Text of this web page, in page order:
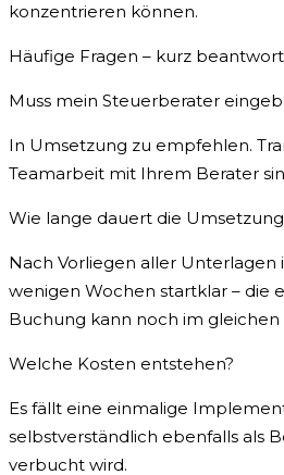
konzentrieren können.
Häufige Fragen – kurz
Muss mein Steuerberater
In Umsetzung zu empfehlen.
Teamarbeit mit Ihrem Berater
Wie lange dauert die
Nach Vorliegen aller Unterlagen
wenigen Wochen startklar – die
Buchung kann noch im gleichen
Welche Kosten entstehen?
Es fällt eine einmalige
selbstverständlich ebenfalls als
verbucht wird.